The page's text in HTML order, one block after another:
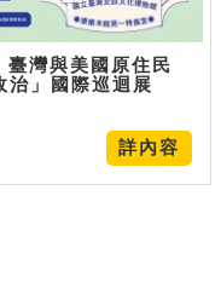
臺灣與美國原住民
治」國際巡迴展
詳內容